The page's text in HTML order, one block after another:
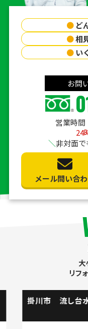
● ど
●相
● い
お問
営業時
24
非対面で
メール問い合
大
リフ
掛川市 流し台水栓